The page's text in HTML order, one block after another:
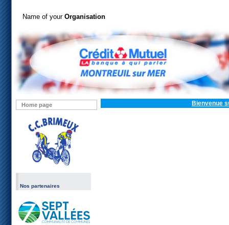
Name of your Organisation
Home page
Nos partenaires
Bienvenue